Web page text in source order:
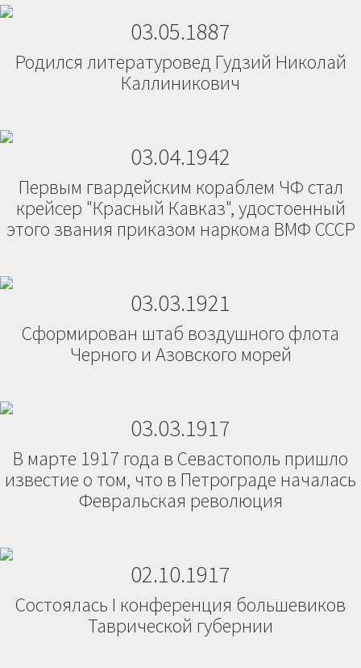
03.05.1887
Родился литературовед Гудзий Николай
Каллиникович
03.04.1942
Первым гвардейским кораблем ЧФ стал
крейсер "Красный Кавказ", удостоенный
этого звания приказом наркома ВМФ СССР
03.03.1921
Сформирован штаб воздушного флота
Черного и Азовского морей
03.03.1917
В марте 1917 года в Севастополь пришло
известие о том, что в Петрограде началась
Февральская революция
02.10.1917
Состоялась I конференция большевиков
Таврической губернии